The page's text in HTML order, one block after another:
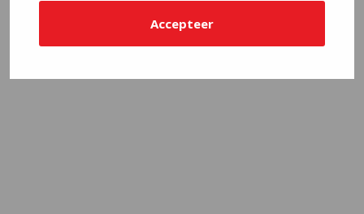
Accepteer